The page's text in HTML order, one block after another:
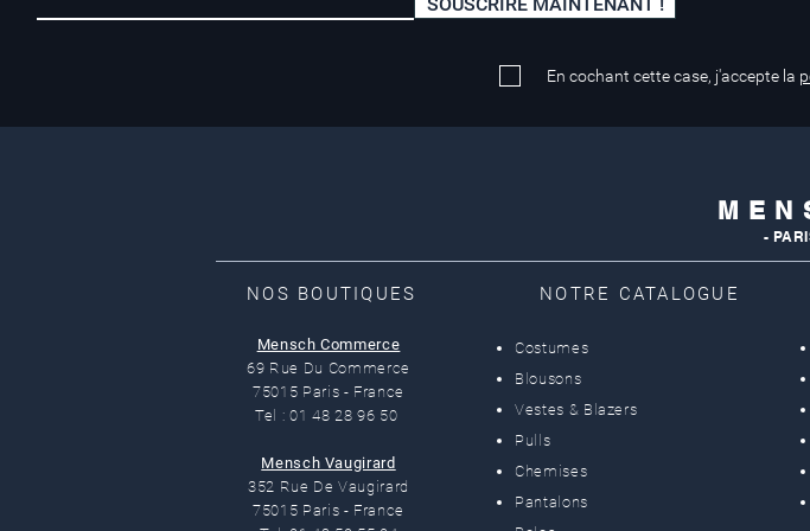
Mastercard, Visa
En cochant cette case, j'accepte la
M E N
-
NOS BOUTIQUES
Mensch Commerce
69 Rue Du Commerce
75015 Paris - France
Tel : 01 48 28 96 50
Mensch Vaugirard
352 Rue De Vaugirard
75015 Paris - France
NOTRE CATALOGUE
Costumes
Blousons
Vestes & Blazers
Pulls
Chemises
Pantalons